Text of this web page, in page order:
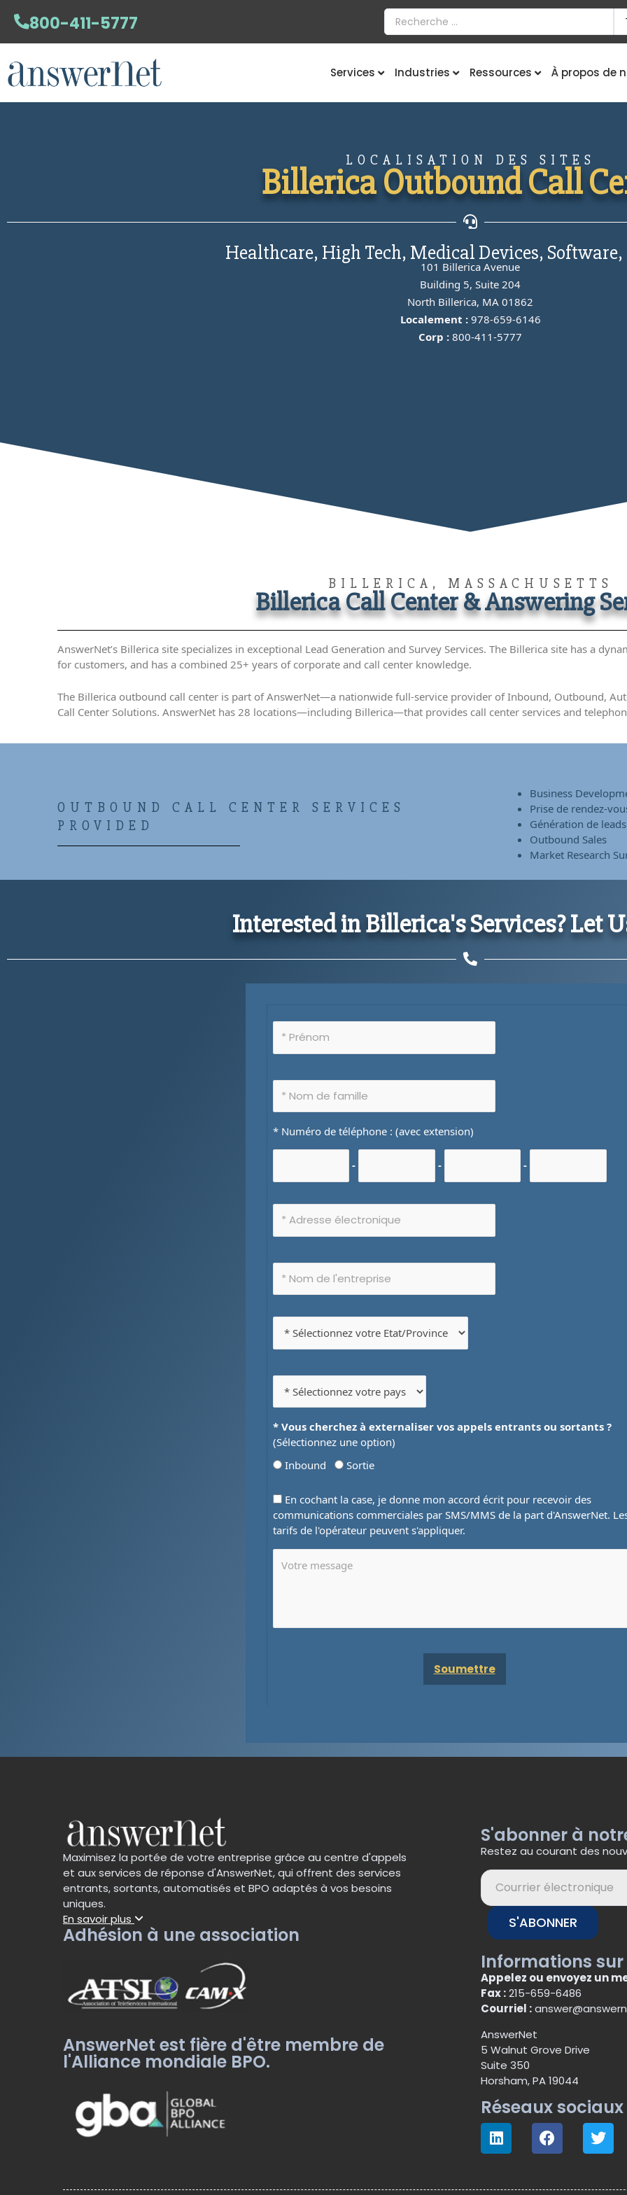
800-411-5777
Services Industries Ressources À propos de
LOCALISATION DES SITES
Billerica Outbound Call
Healthcare, High Tech, Medical Devices,
101 Billerica Avenue
Building 5, Suite 204
North Billerica, MA 01862
Localement :978-659-6146
Corp : 800-411-5777
BILLERICA, MASSACHUSETTS
Billerica Call Center & Answering
AnswerNet’s Billerica site specializes in exceptional Lead Generation and Survey Services. The Billerica site has a
for customers, and has a combined 25+ years of corporate and call center knowledge.
The Billerica outbound call center is part of AnswerNet—a nationwide full-service provider of Inbound, Outbound,
Call Center Solutions. AnswerNet has 28 locations—including Billerica—that provides call center services and
OUTBOUND CALL CENTER SERVICES
PROVIDED
Business
Prise de rendez-
Génération de leads
Outbound Sales
Market Research
Interested in Billerica's Services? Let
* Numéro de téléphone : (avec extension)
- - -
* Vous cherchez à externaliser vos appels entrants ou sortants ?
(Sélectionnez une option)
Inbound
Sortie
En cochant la case, je donne mon accord écrit pour recevoir des
communications commerciales par SMS/MMS de la part d'AnswerNet.
tarifs de l'opérateur peuvent s'appliquer.
Maximisez la portée de votre entreprise grâce au centre d'appels
et aux services de réponse d'AnswerNet, qui offrent des services
entrants, sortants, automatisés et BPO adaptés à vos besoins
uniques.
En savoir plus
Adhésion à une association
AnswerNet est fière d'être membre de
l'Alliance mondiale BPO.
S'abonner à
Restez au courant des
S'ABONNER
Informations
Appelez ou envoyez un
Fax :215-659-6486
Courriel :
AnswerNet
5 Walnut Grove Drive
Suite 350
Horsham, PA 19044
Réseaux sociaux